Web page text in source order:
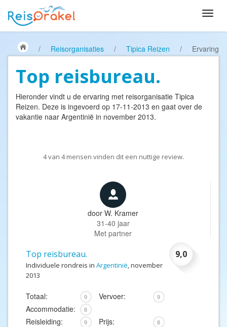
/ Reisorganisaties / Tipica Reizen / Ervaring
Top reisbureau.
Hieronder vindt u de ervaring met reisorganisatie Tipica
Reizen. Deze is ingevoerd op 17-11-2013 en gaat over de
vakantie naar Argentinië in november 2013.
4van 4mensen vinden dit een nuttige review.
door W. Kramer
31-40 jaar
Met partner
9,0
Top reisbureau.
Individuele rondreis in Argentinië, november
2013
Totaal: 9 Vervoer: 9
Accommodatie: 8
Reisleiding: 9 Prijs: 8